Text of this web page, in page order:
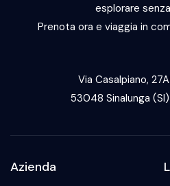
esplorare
Prenota ora e viaggia in
Via Casalpiano, 27A
53048 Sinalunga (SI)
Azienda